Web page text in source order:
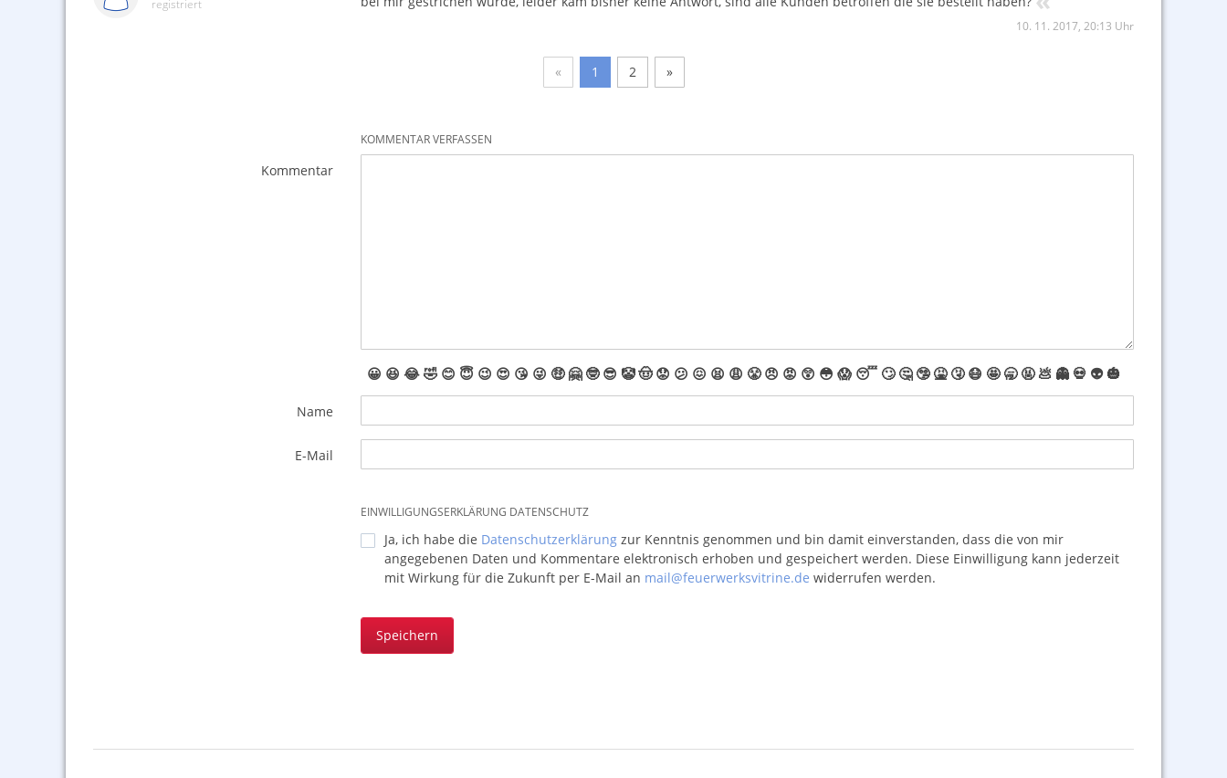
registriert
10. 11. 2017, 20:13 Uhr
« 1 2 »
KOMMENTAR VERFASSEN
Kommentar
😀 😆 😂🤣 😊 😇 😉 😍 😘 😜 🤑 🤗 🤓 😎 🤡🤠 😟 😕 😖 😫 😩 😤 😠 😡 😲 😳 😱 😴 🙄 🤔 🤥 🤮 🤧 😷 🤩 🥱 🤬 💩 👻 💀 👽 🎃
Name
E-Mail
EINWILLIGUNGSERKLÄRUNG DATENSCHUTZ
Ja, ich habe die Datenschutzerklärungzur Kenntnis genommen und bin damit einverstanden, dass die von mir
angegebenen Daten und Kommentare elektronisch erhoben und gespeichert werden. Diese Einwilligung kann jederzeit
mit Wirkung für die Zukunft per E-Mail an mail@feuerwerksvitrine.de widerrufen werden.
Speichern